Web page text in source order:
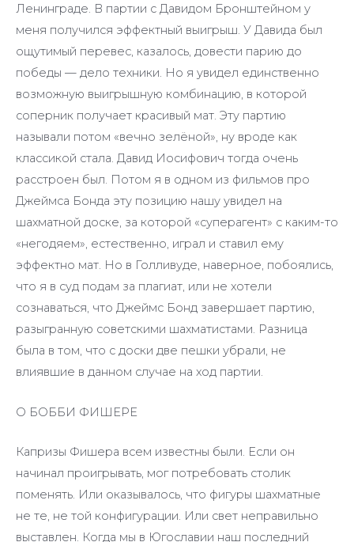
Ленинграде. В партии с Давидом Бронштейном у
меня получился эффектный выигрыш. У Давида был
ощутимый перевес, казалось, довести парию до
победы — дело техники. Но я увидел единственно
возможную выигрышную комбинацию, в которой
соперник получает красивый мат. Эту партию
называли потом «вечно зелёной», ну вроде как
классикой стала. Давид Иосифович тогда очень
расстроен был. Потом я в одном из фильмов про
Джеймса Бонда эту позицию нашу увидел на
шахматной доске, за которой «суперагент» с каким-то
«негодяем», естественно, играл и ставил ему
эффектно мат. Но в Голливуде, наверное, побоялись,
что я в суд подам за плагиат, или не хотели
сознаваться, что Джеймс Бонд завершает партию,
разыгранную советскими шахматистами. Разница
была в том, что с доски две пешки убрали, не
влиявшие в данном случае на ход партии.
О БОББИ ФИШЕРЕ
Капризы Фишера всем известны были. Если он
начинал проигрывать, мог потребовать столик
поменять. Или оказывалось, что фигуры шахматные
не те, не той конфигурации. Или свет неправильно
выставлен. Когда мы в Югославии наш последний